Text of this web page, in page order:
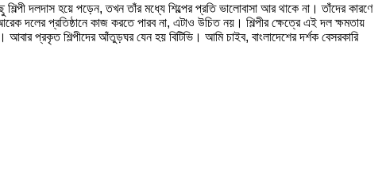
শিল্পী দলদাস হয়ে পড়েন, তখন তাঁর মধ্যে শিল্পের প্রতি ভালোবাসা আর থাকে না। তাঁদের কারণে
দলের প্রতিষ্ঠানে কাজ করতে পারব না, এটাও উচিত নয়। শিল্পীর ক্ষেত্রে এই দল ক্ষমতায়
প্রকৃত শিল্পীদের আঁতুড়ঘর যেন হয় বিটিভি। আমি চাইব, বাংলাদেশের দর্শক বেসরকারি